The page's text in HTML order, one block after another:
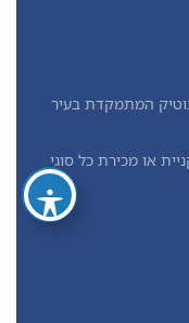
בוטיק המתמקדת בעיר
או מכירת כל סוגי